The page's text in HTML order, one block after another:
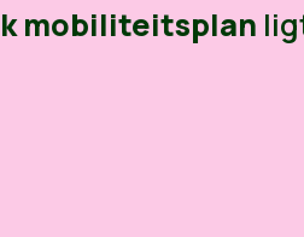
mobiliteitsplan